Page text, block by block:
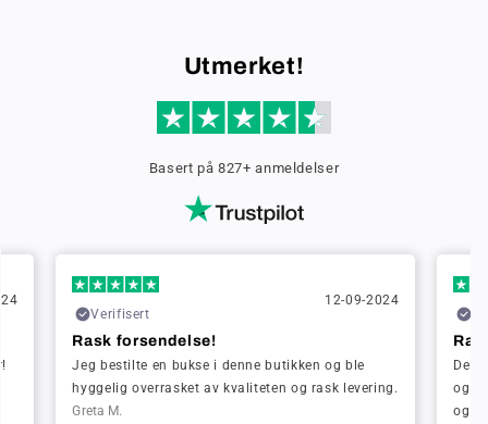
Utmerket!
Basert på 827+ anmeldelser
Verifisert
12-09-2024
Rask forsendelse!
Jeg bestilte en bukse i denne butikken og ble
hyggelig overrasket av kvaliteten og rask levering.
Greta M.
og